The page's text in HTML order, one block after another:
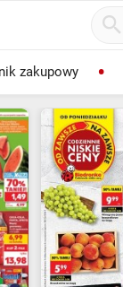
zakupowy